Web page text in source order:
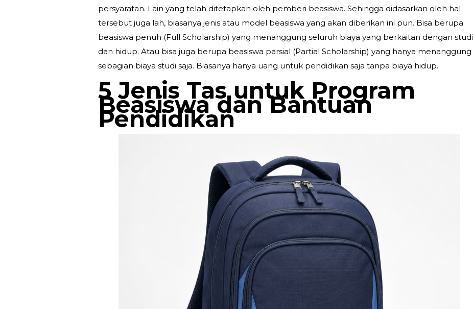
persyaratan. Lain yang telah ditetapkan oleh pemberi beasiswa. Sehingga didasarkan oleh hal
tersebut juga lah, biasanya jenis atau model beasiswa yang akan diberikan ini pun. Bisa berupa
beasiswa penuh (Full Scholarship) yang menanggung seluruh biaya yang berkaitan dengan studi
dan hidup. Atau bisa juga berupa beasiswa parsial (Partial Scholarship) yang hanya menanggung
sebagian biaya studi saja. Biasanya hanya uang untuk pendidikan saja tanpa biaya hidup.
5 Jenis Tas untuk Program
Beasiswa dan Bantuan
Pendidikan